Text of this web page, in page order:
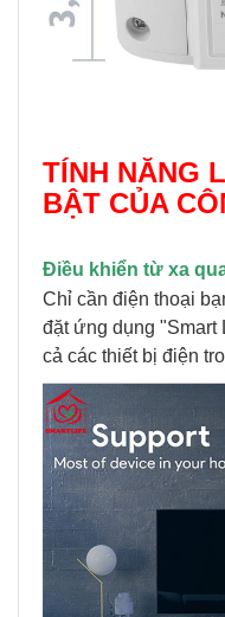
TÍNH NĂNG
BẬT CỦA
Điều khiển từ xa
Chỉ cần điện thoại
đặt ứng dụng "Smart
cả các thiết bị điện